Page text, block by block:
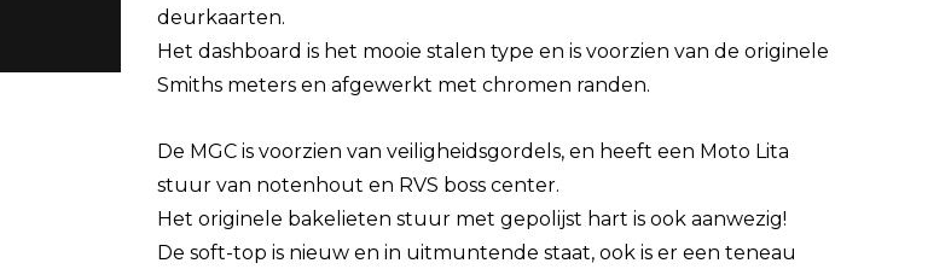
deurkaarten.
Het dashboard is het mooie stalen type en is voorzien van de originele
Smiths meters en afgewerkt met chromen randen.
De MGC is voorzien van veiligheidsgordels, en heeft een Moto Lita
stuur van notenhout en RVS boss center.
Het originele bakelieten stuur met gepolijst hart is ook aanwezig!
De soft-top is nieuw en in uitmuntende staat, ook is er een teneau